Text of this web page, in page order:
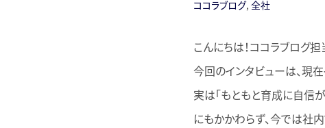
ココラブログ, 全社
こんにちは！ココラブログ
今回のインタビューは、現
実は「もともと育成に自信
にもかかわらず、今では社